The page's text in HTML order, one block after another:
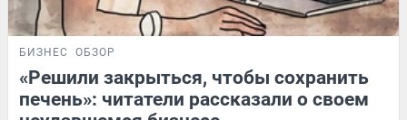
БИЗНЕС ОБЗОР
«Решили закрыться, чтобы сохранить
печень»: читатели рассказали о своем